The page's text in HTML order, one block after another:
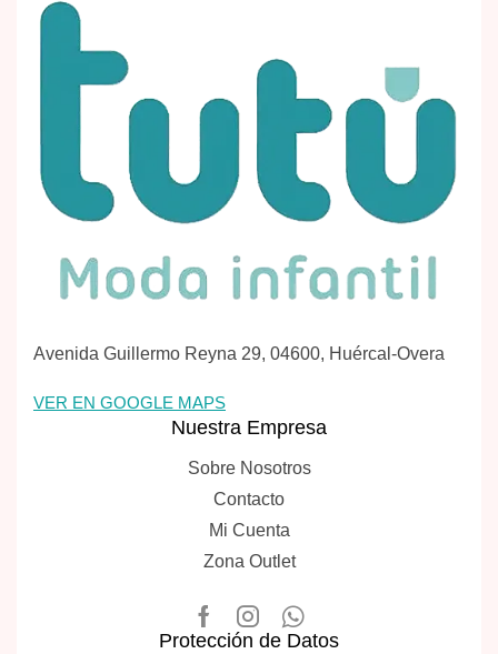
Avenida Guillermo Reyna 29, 04600, Huércal-Overa
VER EN GOOGLE MAPS
Nuestra Empresa
Sobre Nosotros
Contacto
Mi Cuenta
Zona Outlet
Protección de Datos